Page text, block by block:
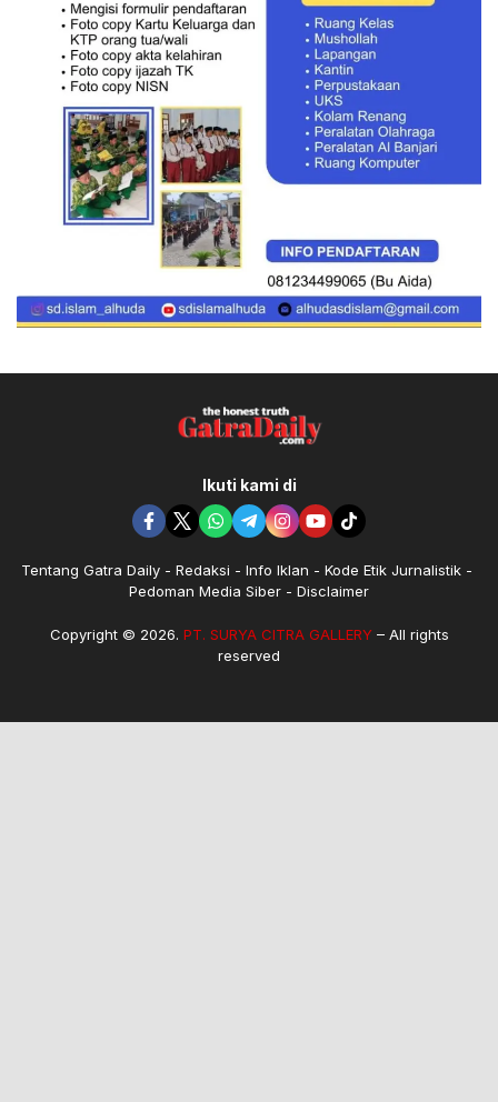
Ikuti kami di
Tentang Gatra Daily Redaksi Info Iklan
Kode Etik Jurnalistik
Pedoman Media Siber
Disclaimer
Copyright © 2026. PT. SURYA CITRA GALLERY– All rights
reserved